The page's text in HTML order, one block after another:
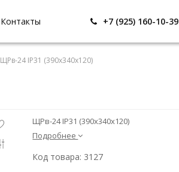
Контакты +7 (925) 160-10-39
ЩРв-24 IP31 (390х340х120)
ЩРв-24 IP31 (390х340х120)
Подробнее
Код товара: 3127